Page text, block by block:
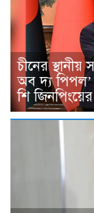
চীনের
অব দ্য পিপল’
শি